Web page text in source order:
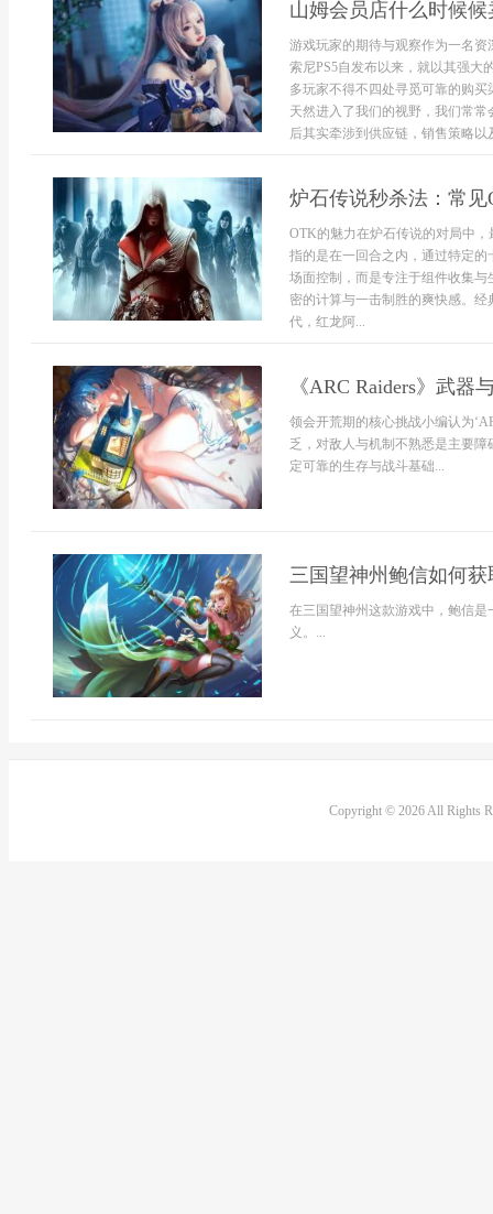
山姆会员店什么时候候
游戏玩家的期待与观察作为一名
索尼PS5自发布以来，就以其强大
多玩家不得不四处寻觅可靠的购
天然进入了我们的视野，我们常
后其实牵涉到供应链，销售策略以
炉石传说秒杀法：常
OTK的魅力在炉石传说的对局中
指的是在一回合之内，通过特定
场面控制，而是专注于组件收集
密的计算与一击制胜的爽快感。
代，红龙阿...
《ARC Raiders》武
领会开荒期的核心挑战小编认为
乏，对敌人与机制不熟悉是主要
定可靠的生存与战斗基础...
三国望神州鲍信如何
在三国望神州这款游戏中，鲍信
义。...
Copyright © 2026 All Rights